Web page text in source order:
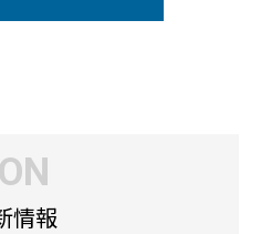
情報